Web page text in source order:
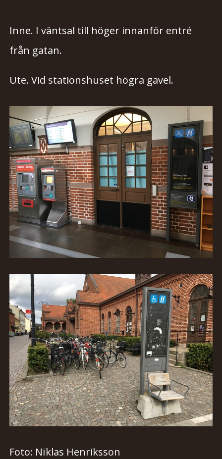
Inne. I väntsal till höger innanför entré
från gatan.
Ute. Vid stationshuset högra gavel.
Foto: Nïklas Henriksson